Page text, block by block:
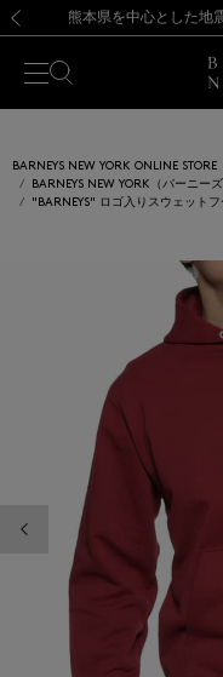
熊本県を中心とした地
【開催中】
BARNEYS NEW YORK ONLINE STORE
BARNEYS NEW YORK（バーニー
"BARNEYS" ロゴ入りスウェットフ